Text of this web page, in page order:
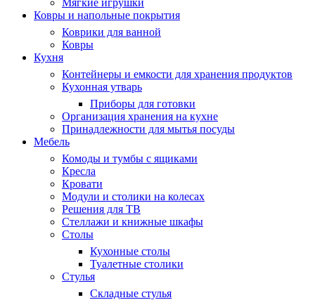
Мягкие игрушки
Ковры и напольные покрытия
Коврики для ванной
Ковры
Кухня
Контейнеры и емкости для хранения продуктов
Кухонная утварь
Приборы для готовки
Организация хранения на кухне
Принадлежности для мытья посуды
Мебель
Комоды и тумбы с ящиками
Кресла
Кровати
Модули и столики на колесах
Решения для ТВ
Стеллажи и книжные шкафы
Столы
Кухонные столы
Туалетные столики
Стулья
Складные стулья